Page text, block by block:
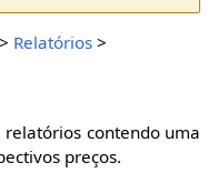
Relatórios>
contendo uma
preços.